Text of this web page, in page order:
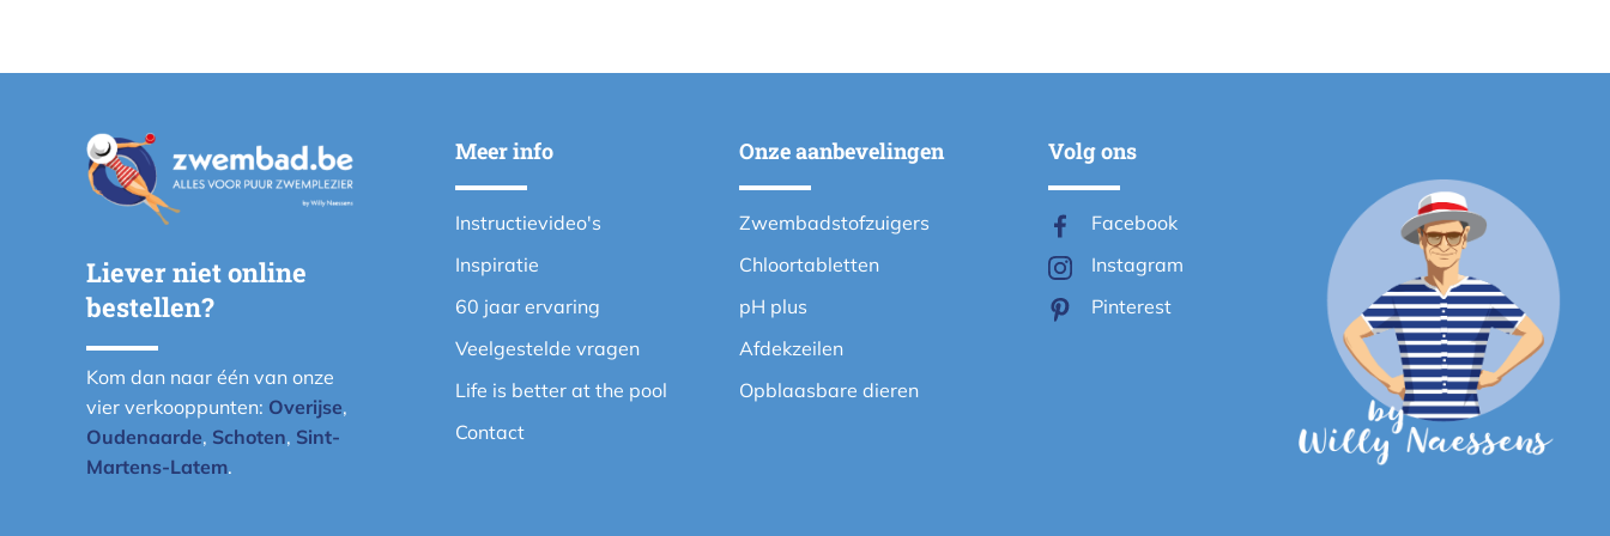
Liever niet online
bestellen?
Kom dan naar één van onze
vier verkooppunten: Overijse,
Oudenaarde, Schoten, Sint-
Martens-Latem.
Meer info
Instructievideo's
Inspiratie
60 jaar ervaring
Veelgestelde vragen
Life is better at the pool
Contact
Onze aanbevelingen
Zwembadstofzuigers
Chloortabletten
pH plus
Afdekzeilen
Opblaasbare dieren
Volg ons
Facebook
Instagram
Pinterest